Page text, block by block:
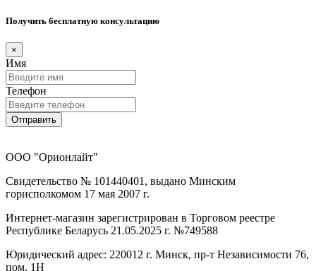
Получить бесплатную консультацию
×
Имя
Телефон
Отправить
ООО "Орионлайт"
Свидетельство № 101440401, выдано Минским
горисполкомом 17 мая 2007 г.
Интернет-магазин зарегистрирован в Торговом реестре
Республике Беларусь 21.05.2025 г. №749588
Юридический адрес: 220012 г. Минск, пр-т Независимости 76,
пом. 1Н